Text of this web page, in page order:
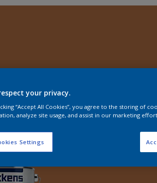
your privacy.
“Accept All Cookies”, you agree to the storing of
analyze site usage, and assist in our marketing
Settings